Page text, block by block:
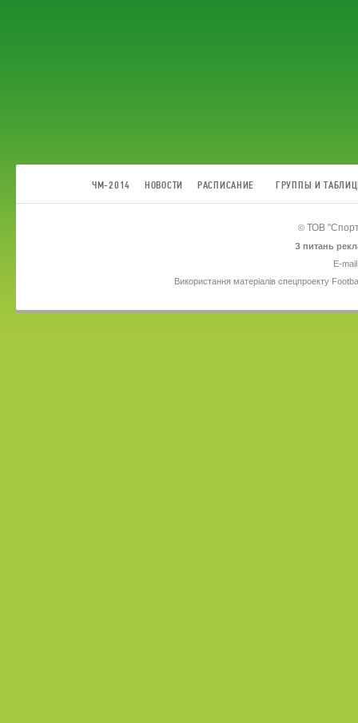
ЧМ-2014 НОВОСТИ РАСПИСАНИЕ ГРУППЫ И
© ТОВ
З питань
E-
Використання матеріалів спецпроекту